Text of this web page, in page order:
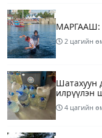
МАРГААШ:
2 цагийн
Шатахуун
илрүүлэн
4 цагийн